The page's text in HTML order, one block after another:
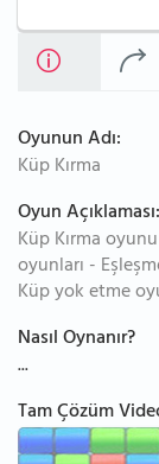
Oyunun Adı:
Küp Kırma
Oyun Açıklaması:
Küp Kırma
oyunları -
Küp yok etme
Nasıl Oynanır?
...
Tam Çözüm